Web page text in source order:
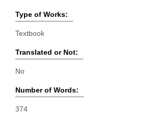
Type of Works:
Textbook
Translated or Not:
No
Number of Words:
374